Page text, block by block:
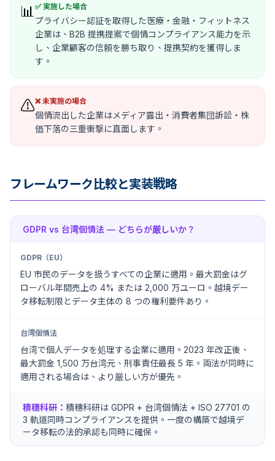
📊✅ 実施した場合
プライバシー認証を取得した医療・金融・フィットネス
企業は、B2B 提携提案で個情コンプライアンス能力を示
し、企業顧客の信頼を勝ち取り、提携契約を獲得しま
す。
⚠️❌ 未実施の場合
個情流出した企業はメディア露出・消費者集団訴訟・株
価下落の三重衝撃に直面します。
フレームワーク比較と実装戦略
GDPR vs 台湾個情法 — どちらが厳しいか？
GDPR（EU）
EU 市民のデータを扱うすべての企業に適用。最大罰金はグ
ローバル年間売上の 4% または 2,000 万ユーロ。越境デー
タ移転制限とデータ主体の 8 つの権利要件あり。
台湾個情法
台湾で個人データを処理する企業に適用。2023 年改正後、
最大罰金 1,500 万台湾元、刑事責任最長 5 年。両法が同時に
適用される場合は、より厳しい方が優先。
積穗科研： 積穗科研は GDPR + 台湾個情法 + ISO 27701 の
3 軌道同時コンプライアンスを提供。一度の構築で越境デ
ータ移転の法的承認も同時に確保。